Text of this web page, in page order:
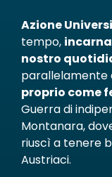
Azione
tempo,
nostro
parallelamente
proprio come
Guerra di
Montanara,
riuscì a tenere
Austriaci.